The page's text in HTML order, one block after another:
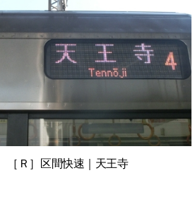
［Ｒ］区間快速｜天王寺